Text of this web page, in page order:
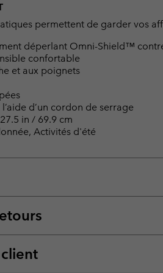
permettent de garder vos
déperlant Omni-Shield™
confortable
et aux poignets
d’un cordon de serrage
in / 69.9 cm
Activités d'été